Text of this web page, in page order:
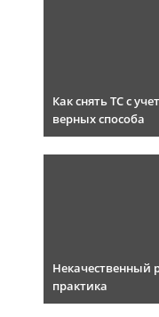
Как снять ТС с
верных способа
Некачественный
практика